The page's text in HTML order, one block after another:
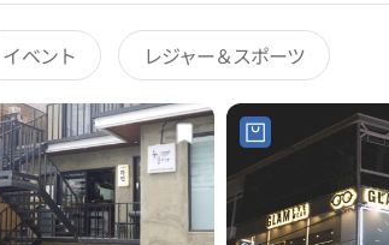
イベント レジャー＆スポーツ